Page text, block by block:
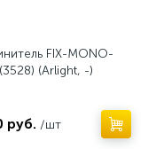
FIX-MONO-
(Arlight, -)
руб. /шт